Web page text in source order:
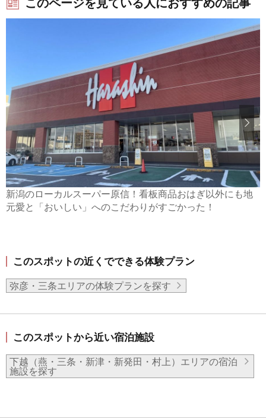
このページを見ている人におすすめの記事
新潟のローカルスーパー原信！看板商品おはぎ以外にも地
元愛と「おいしい」へのこだわりがすごかった！
このスポットの近くでできる体験プラン
弥彦・三条エリアの体験プランを探す
このスポットから近い宿泊施設
下越（燕・三条・新津・新発田・村上）エリアの宿泊
施設を探す